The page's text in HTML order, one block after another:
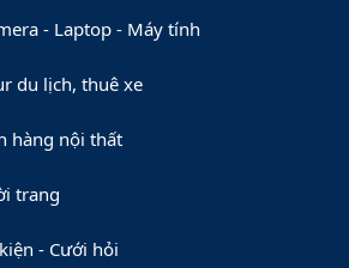
- Laptop - Máy tính
du lịch, thuê xe
hàng nội thất
trang
- Cưới hỏi